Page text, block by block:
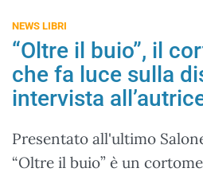
NEWS LIBRI
“Oltre il buio”, il
che fa luce sulla
intervista
Presentato all'ultimo
“Oltre il buio” è un